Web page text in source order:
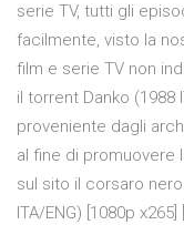
serie TV, tutti gli
facilmente, visto la
film e serie TV non
il torrent Danko (1988
proveniente dagli
al fine di promuovere
sul sito il corsaro
ITA/ENG) [1080p